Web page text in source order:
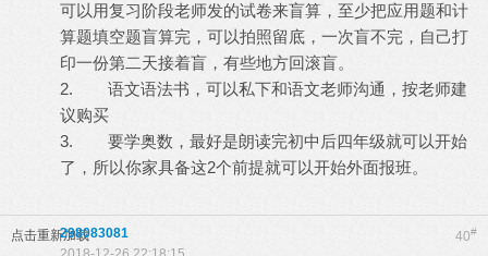
可以用复习阶段老师发的试卷来盲算，至少把应用题和计
算题填空题盲算完，可以拍照留底，一次盲不完，自己打
印一份第二天接着盲，有些地方回滚盲。
2. 语文语法书，可以私下和语文老师沟通，按老师建
议购买
3. 要学奥数，最好是朗读完初中后四年级就可以开始
了，所以你家具备这2个前提就可以开始外面报班。
点击重新加载 40#
298083081